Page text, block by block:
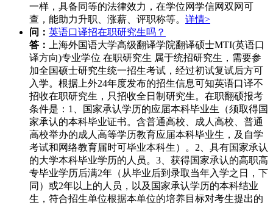
一样，具备同等的法律效力，在学位网学信网双网可
查，能助力升职、涨薪、评职称等。 详情>
问： 英语口译招在职研究生吗？
答：
上海外国语大学高级翻译学院翻译硕士MTI(英语口
译方向)专业学位 在职研究生 属于统招研究生，需要参
加全国硕士研究生统一招生考试，经过初试复试后方可
入学。根据上外24年度发布的招生信息可知英语口译不
招收在职研究生，只招收全日制研究生。在职翻硕报考
条件是：1、国家承认学历的应届本科毕业生（须取得国
家承认的本科毕业证书。含普通高校、成人高校、普通
高校举办的成人高等学历教育应届本科毕业生，及自学
考试和网络教育届时可毕业本科生）。2、具有国家承认
的大学本科毕业学历的人员。3、获得国家承认的高职高
专毕业学历后满2年（从毕业后到录取当年入学之日，下
同）或2年以上的人员，以及国家承认学历的本科结业
生，符合招生单位根据本单位的培养目标对考生提出的